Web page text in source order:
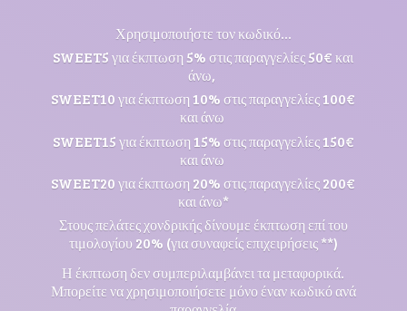
Χρησιμοποιήστε τον κωδικό...
SWEET5 για έκπτωση 5% στις παραγγελίες 50€ και
άνω,
SWEET10 για έκπτωση 10% στις παραγγελίες 100€
και άνω
SWEET15 για έκπτωση 15% στις παραγγελίες 150€
και άνω
SWEET20 για έκπτωση 20% στις παραγγελίες 200€
και άνω*
Στους πελάτες χονδρικής δίνουμε έκπτωση επί του
τιμολογίου 20% (για συναφείς επιχειρήσεις **)
Η έκπτωση δεν συμπεριλαμβάνει τα μεταφορικά.
Μπορείτε να χρησιμοποιήσετε μόνο έναν κωδικό ανά